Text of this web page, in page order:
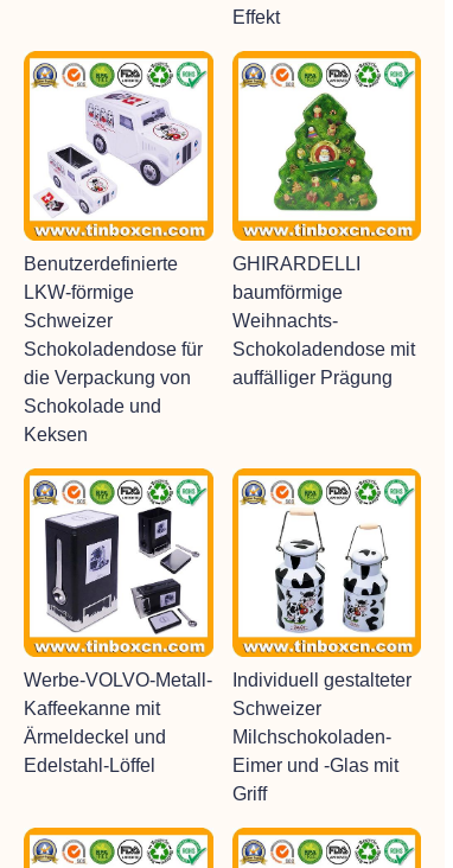
Effekt
Benutzerdefinierte
LKW-förmige
Schweizer
Schokoladendose für
die Verpackung von
Schokolade und
Keksen
GHIRARDELLI
baumförmige
Weihnachts-
Schokoladendose mit
auffälliger Prägung
Werbe-VOLVO-Metall-
Kaffeekanne mit
Ärmeldeckel und
Edelstahl-Löffel
Individuell gestalteter
Schweizer
Milchschokoladen-
Eimer und -Glas mit
Griff